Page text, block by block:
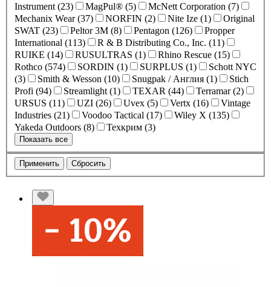
Instrument (23)
MagPul® (5)
McNett Corporation (7)
Mechanix Wear (37)
NORFIN (2) Nite Ize (1)
Original
SWAT (23)
Peltor 3M (8) Pentagon (126)
Propper
International (113)
R & B Distributing Co., Inc. (11)
RUIKE (14)
RUSULTRAS (1)
Rhino Rescue (15)
Rothco (574)
SORDIN (1) SURPLUS (1)
Schott NYC
(3)
Smith & Wesson (10) Snugpak / Англия (1)
Stich
Profi (94)
Streamlight (1) TEXAR (44)
Terramar (2)
URSUS (11)
UZI (26) Uvex (5) Vertx (16)
Vintage
Industries (21)
Voodoo Tactical (17)
Wiley X (135)
Yakeda Outdoors (8)
Техкрим (3)
Показать все
Применить Сбросить